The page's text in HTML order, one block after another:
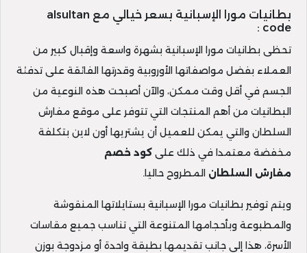
بطانيات مورا الإسبانية بسعر خيالي مع alsultan
code :
تحظى بطانيات مورا الإسبانية بشهرة واسعة وإقبال كبير من
العملاء بفضل مواصفاتها الأوروبية وقدرتها الفائقة على تدفئة
الجسم في أقل وقت ممكن، والآن أصبحت هذه النوعية من
البطانيات من أهم المنتجات التي تتوفر على موقع مفارش
السلطان والتي يمكن للعميل أن يشتريها أون لاين بتكلفة
مخفضة معتمدا في ذلك على كود خصم
مفارش
السلطان المطروح حاليا.
ويتم توفير بطانيات مورا الإسبانية بستايلاتها المنقوشة
والمطبوعة وبأحجامها المتنوعة التي تناسب جميع مقاسات
الأسرة، هذا إلى جانب تقديمها بطبقة واحدة أو مزدوجة بوزن